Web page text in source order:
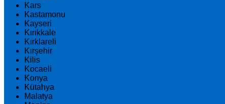
Kars
Kastamonu
Kayseri
Kırıkkale
Kırklareli
Kırşehir
Kilis
Kocaeli
Konya
Kütahya
Malatya